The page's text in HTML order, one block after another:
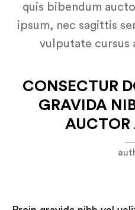
quis bibendum
ipsum, nec sagittis
vulputate cursus
CONSECTUR
GRAVIDA
AUCTOR